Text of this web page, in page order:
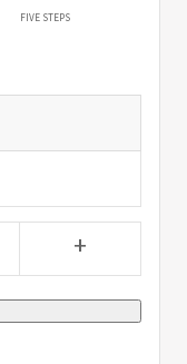
FIVE STEPS
+